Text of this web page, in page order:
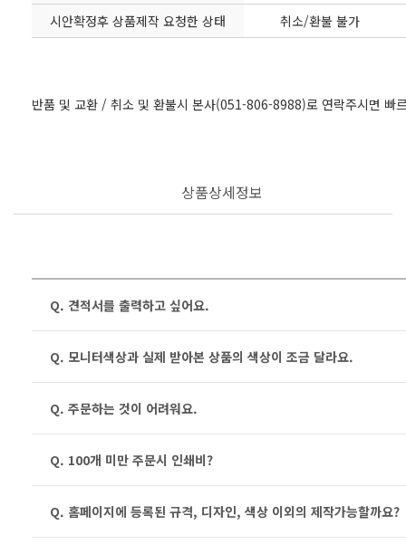
시안확정후 상품제작 요청한 상태
취소/환불 불가
반품 및 교환 / 취소 및 환불시 본사(051-806-8988)로 연락주시면 빠
상품상세정보
Q. 견적서를 출력하고 싶어요.
Q. 모니터색상과 실제 받아본 상품의 색상이 조금 달라요.
Q. 주문하는 것이 어려워요.
Q. 100개 미만 주문시 인쇄비?
Q. 홈페이지에 등록된 규격, 디자인, 색상 이외의 제작가능할까요?